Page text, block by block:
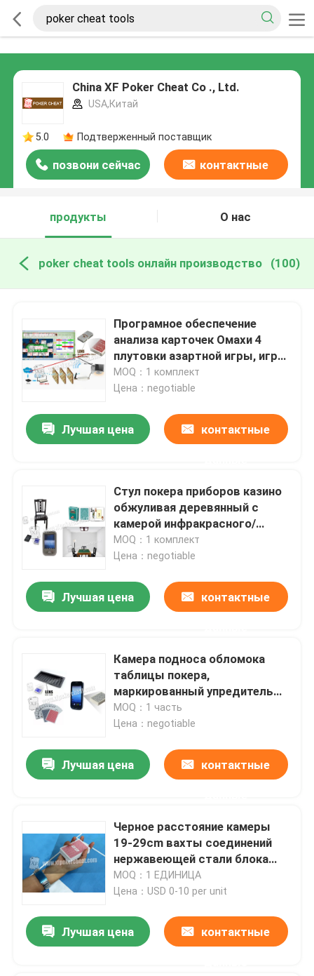
China XF Poker Cheat Co ., Ltd.
USA,Китай
5.0 Подтверженный поставщик
позвони сейчас контактные
продукты
О нас
poker cheat tools онлайн производство (100)
Програмное обеспечение
анализа карточек Омахи 4
плутовки азартной игры, игры
покера Омахи он-лайн для
обжуливать
MOQ：1 комплект
Цена：negotiable
Лучшая цена контактные
Стул покера приборов казино
обжуливая деревянный с
камерой инфракрасного/
лазера
MOQ：1 комплект
Цена：negotiable
Лучшая цена контактные
Камера подноса обломока
таблицы покера,
маркированный упредитель
покера играя карточек
MOQ：1 часть
Цена：negotiable
Лучшая цена контактные
Черное расстояние камеры
19-29cm вахты соединений
нержавеющей стали блока
развертки покера
просматривая
MOQ：1 ЕДИНИЦА
Цена：USD 0-10 per unit
Лучшая цена контактные